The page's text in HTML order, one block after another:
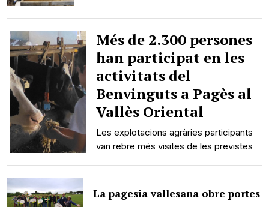
Més de 2.300 persones
han participat en les
activitats del
Benvinguts a Pagès al
Vallès Oriental
Les explotacions agràries participants
van rebre més visites de les previstes
La pagesia vallesana obre portes